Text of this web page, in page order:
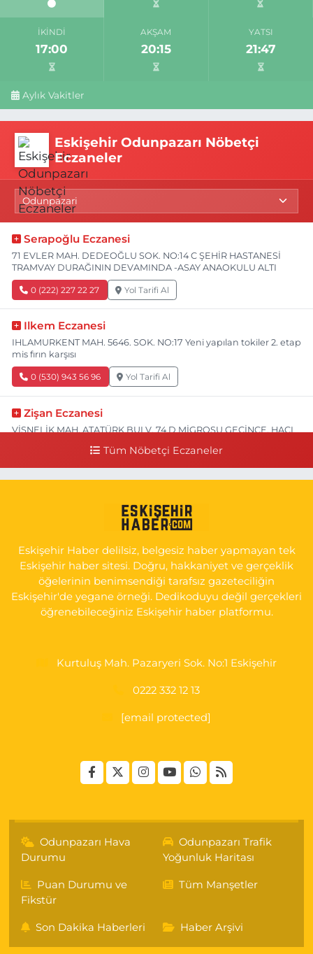
İKINDI
17:00
AKŞAM
20:15
YATSI
21:47
Aylık Vakitler
Eskişehir Odunpazarı Nöbetçi
Eczaneler
Serapoğlu Eczanesi
71 EVLER MAH. DEDEOĞLU SOK. NO:14 C ŞEHİR HASTANESİ
TRAMVAY DURAĞININ DEVAMINDA -ASAY ANAOKULU ALTI
0 (222) 227 22 27 Yol Tarifi Al
Ilkem Eczanesi
IHLAMURKENT MAH. 5646. SOK. NO:17 Yeni yapılan tokiler 2. etap
mis fırın karşısı
0 (530) 943 56 96 Yol Tarifi Al
Zişan Eczanesi
VİŞNELİK MAH. ATATÜRK BULV. 74 D MİGROSU GEÇİNCE, HACI
KIRMIZITOPRAK MAH.ERCAN SOK. NO:14 C ESKİ HAVA
HASTANESİ POLİKLİNİK KAPISI KARŞISI
0 (222) 240 55 11 Yol Tarifi Al
Tüm Nöbetçi Eczaneler
Eskişehir Haber delilsiz, belgesiz haber yapmayan tek
Eskişehir haber sitesi. Doğru, hakkaniyet ve gerçeklik
öğelerinin benimsendiği tarafsız gazeteciliğin
Eskişehir'de yegane örneği. Dedikoduyu değil gerçekleri
öğrenebileceğiniz Eskişehir haber platformu.
Kurtuluş Mah. Pazaryeri Sok. No:1 Eskişehir
0222 332 12 13
[email protected]
Odunpazarı Hava
Durumu
Odunpazarı Trafik
Yoğunluk Haritası
Puan Durumu ve
Fikstür
Tüm Manşetler
Son Dakika Haberleri Haber Arşivi